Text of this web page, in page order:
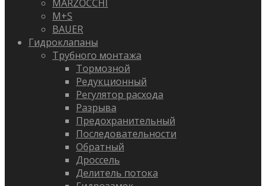
MARZOCCHI
M+S
BAUER
Гидроклапаны
Трубного монтажа
Тормозной
Редукционный
Регулятор расхода
Разрыва
Предохранительный
Последовательности
Обратный
Дроссель
Делитель потока